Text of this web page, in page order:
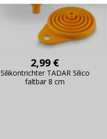
2,99 €
Silikontrichter TADAR Silico
faltbar 8 cm
Passwort